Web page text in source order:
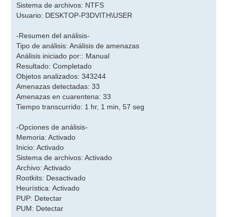
Sistema de archivos: NTFS
Usuario: DESKTOP-P3DVITH\USER
-Resumen del análisis-
Tipo de análisis: Análisis de amenazas
Análisis iniciado por:: Manual
Resultado: Completado
Objetos analizados: 343244
Amenazas detectadas: 33
Amenazas en cuarentena: 33
Tiempo transcurrido: 1 hr, 1 min, 57 seg
-Opciones de análisis-
Memoria: Activado
Inicio: Activado
Sistema de archivos: Activado
Archivo: Activado
Rootkits: Desactivado
Heurística: Activado
PUP: Detectar
PUM: Detectar